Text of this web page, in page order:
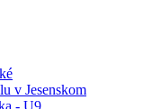
v Jesenskom
- U9